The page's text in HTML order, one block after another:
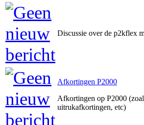
Discussie over de p2kflex
Afkortingen P2000
Afkortingen op P2000
uitrukafkortingen, etc)